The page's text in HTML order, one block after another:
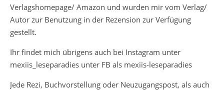
Verlagshomepage/ Amazon und wurden mir vom Verlag/
Autor zur Benutzung in der Rezension zur Verfügung
gestellt.
Ihr findet mich übrigens auch bei Instagram unter
mexiis_leseparadies unter FB als mexiis-leseparadies
Jede Rezi, Buchvorstellung oder Neuzugangspost, als auch